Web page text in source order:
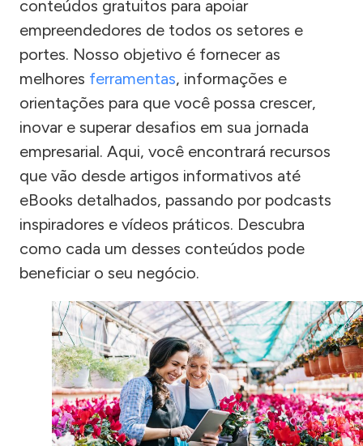
conteúdos gratuitos para apoiar
empreendedores de todos os setores e
portes. Nosso objetivo é fornecer as
melhores ferramentas, informações e
orientações para que você possa crescer,
inovar e superar desafios em sua jornada
empresarial. Aqui, você encontrará recursos
que vão desde artigos informativos até
eBooks detalhados, passando por podcasts
inspiradores e vídeos práticos. Descubra
como cada um desses conteúdos pode
beneficiar o seu negócio.